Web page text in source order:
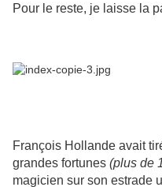
Pour le reste, je laisse la
François Hollande avait
grandes fortunes (plus de
magicien sur son estrade